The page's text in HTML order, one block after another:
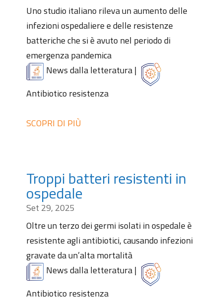
Uno studio italiano rileva un aumento delle
infezioni ospedaliere e delle resistenze
batteriche che si è avuto nel periodo di
emergenza pandemica
News dalla letteratura|
Antibiotico resistenza
SCOPRI DI PIÙ
Troppi batteri resistenti in
ospedale
Set 29, 2025
Oltre un terzo dei germi isolati in ospedale è
resistente agli antibiotici, causando infezioni
gravate da un’alta mortalità
News dalla letteratura|
Antibiotico resistenza